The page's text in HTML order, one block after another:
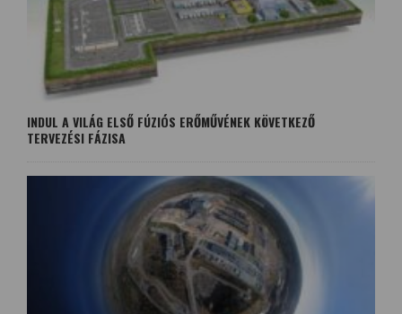
INDUL A VILÁG ELSŐ FÚZIÓS ERŐMŰVÉNEK KÖVETKEZŐ
TERVEZÉSI FÁZISA